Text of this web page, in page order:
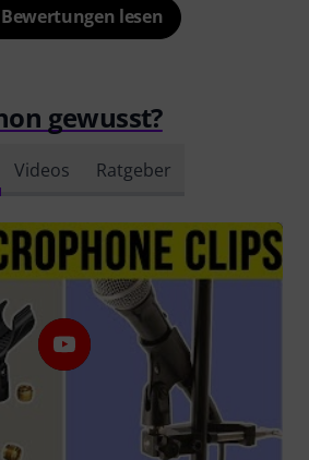
lesen
gewusst?
Videos Ratgeber